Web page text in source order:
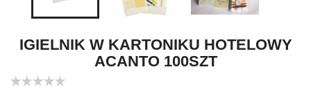
IGIELNIK W KARTONIKU HOTELOWY
ACANTO 100SZT